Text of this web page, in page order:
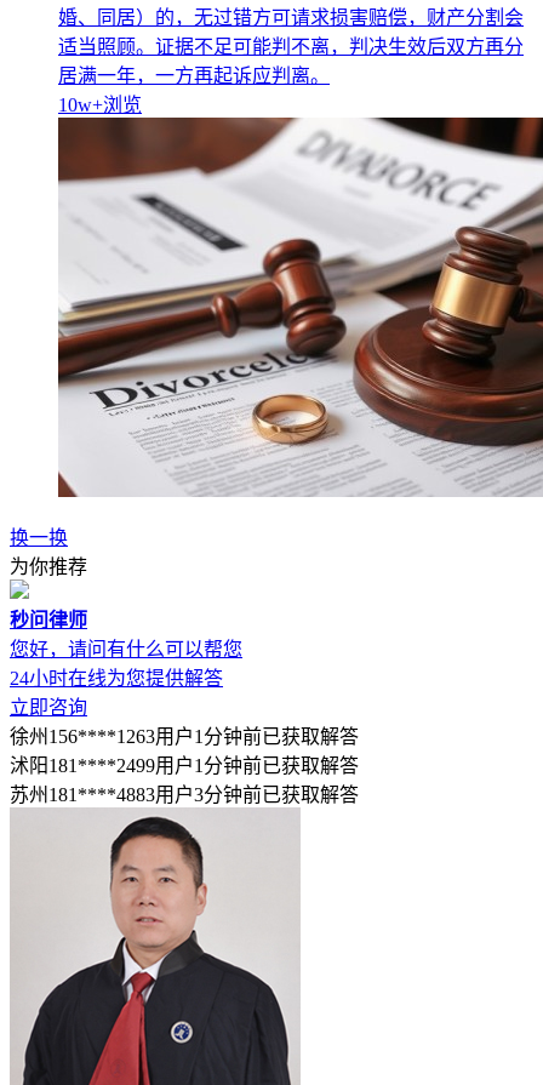
婚、同居）的，无过错方可请求损害赔偿，财产分割会
适当照顾。证据不足可能判不离，判决生效后双方再分
居满一年，一方再起诉应判离。
10w+浏览
换一换
为你推荐
秒问律师
您好，请问有什么可以帮您
24小时在线为您提供解答
立即咨询
徐州156****1263用户1分钟前已获取解答
沭阳181****2499用户1分钟前已获取解答
苏州181****4883用户3分钟前已获取解答